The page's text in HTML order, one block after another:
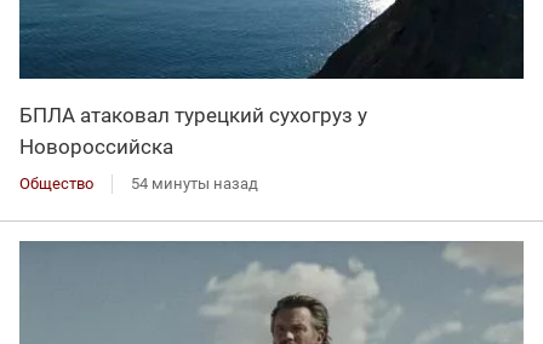
БПЛА атаковал турецкий сухогруз у
Новороссийска
Общество 54 минуты назад